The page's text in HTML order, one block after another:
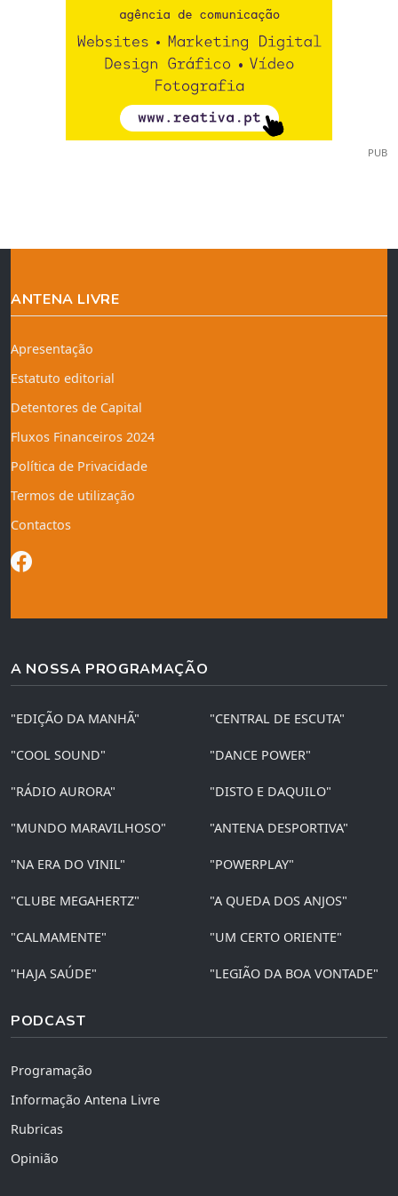
PUB
ANTENA LIVRE
Apresentação
Estatuto editorial
Detentores de Capital
Fluxos Financeiros 2024
Política de Privacidade
Termos de utilização
Contactos
A NOSSA PROGRAMAÇÃO
"EDIÇÃO DA MANHÃ" "CENTRAL DE ESCUTA"
"COOL SOUND" "DANCE POWER"
"RÁDIO AURORA" "DISTO E DAQUILO"
"MUNDO MARAVILHOSO" "ANTENA DESPORTIVA"
"NA ERA DO VINIL" "POWERPLAY"
"CLUBE MEGAHERTZ" "A QUEDA DOS ANJOS"
"CALMAMENTE" "UM CERTO ORIENTE"
"HAJA SAÚDE" "LEGIÃO DA BOA VONTADE"
PODCAST
Programação
Informação Antena Livre
Rubricas
Opinião